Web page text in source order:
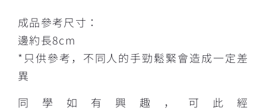
成品參考尺寸：
邊約長8cm
*只供參考，不同人的手勁鬆緊會造成一定差
異
同學如有興趣，可此經